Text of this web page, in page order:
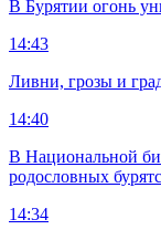
В Бурятии огонь
14:43
Ливни, грозы и
14:40
В Национальной
родословных
14:34